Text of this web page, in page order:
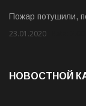
Пожар потушили,
23.01.2020
НОВОСТНОЙ